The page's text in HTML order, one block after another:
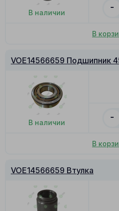
В наличии
-
В
VOE14566659 Подшипник
В наличии
-
В
VOE14566659 Втулка